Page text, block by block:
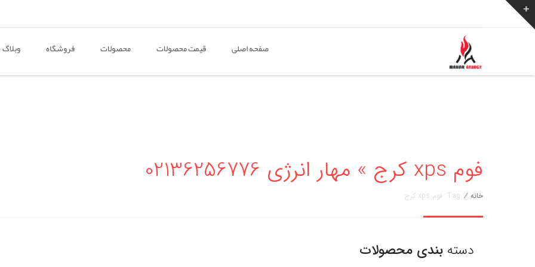
صفحه اصلی قیمت محصولات محصولات فروشگاه وبلاگ
فوم xps کرج » مهار انرژی 02136256776
خانه / Tag: فوم xps کرج
دسته بندی محصولات